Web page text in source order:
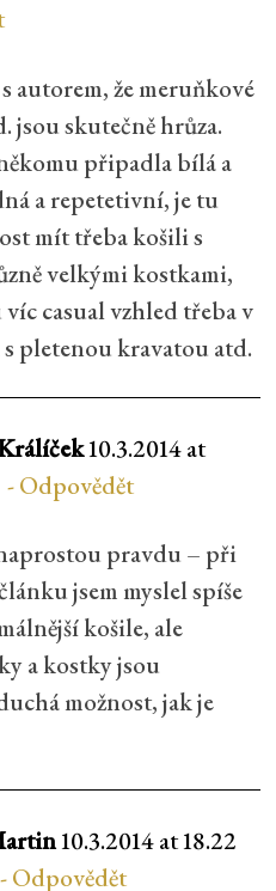
autorem, že meruňkové
jsou skutečně hrůza.
připadla bílá a
a repetetivní, je tu
mít třeba košili s
velkými kostkami,
casual vzhled třeba v
pletenou kravatou atd.
10.3.2014 at
Odpovědět
pravdu – při
jsem myslel spíše
košile, ale
a kostky jsou
možnost, jak je
10.3.2014 at 18.22
Odpovědět